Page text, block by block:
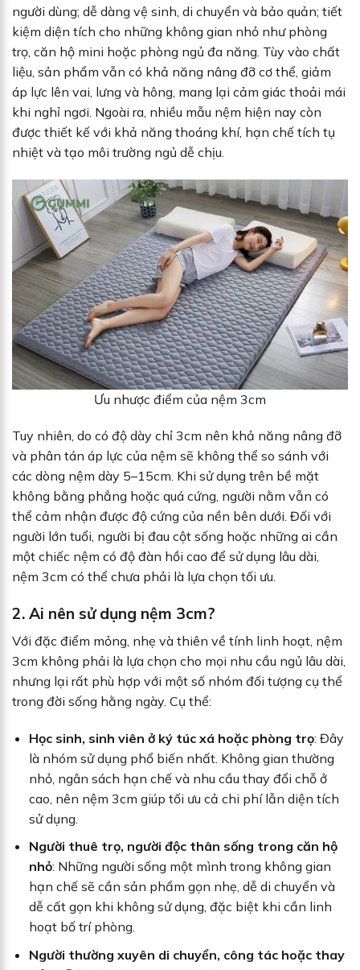
người dùng; dễ dàng vệ sinh, di chuyển và bảo quản; tiết
kiệm diện tích cho những không gian nhỏ như phòng
trọ, căn hộ mini hoặc phòng ngủ đa năng. Tùy vào chất
liệu, sản phẩm vẫn có khả năng nâng đỡ cơ thể, giảm
áp lực lên vai, lưng và hông, mang lại cảm giác thoải mái
khi nghỉ ngơi. Ngoài ra, nhiều mẫu nệm hiện nay còn
được thiết kế với khả năng thoáng khí, hạn chế tích tụ
nhiệt và tạo môi trường ngủ dễ chịu.
Ưu nhược điểm của nệm 3cm
Tuy nhiên, do có độ dày chỉ 3cm nên khả năng nâng đỡ
và phân tán áp lực của nệm sẽ không thể so sánh với
các dòng nệm dày 5–15cm. Khi sử dụng trên bề mặt
không bằng phẳng hoặc quá cứng, người nằm vẫn có
thể cảm nhận được độ cứng của nền bên dưới. Đối với
người lớn tuổi, người bị đau cột sống hoặc những ai cần
một chiếc nệm có độ đàn hồi cao để sử dụng lâu dài,
nệm 3cm có thể chưa phải là lựa chọn tối ưu.
2. Ai nên sử dụng nệm 3cm?
Với đặc điểm mỏng, nhẹ và thiên về tính linh hoạt, nệm
3cm không phải là lựa chọn cho mọi nhu cầu ngủ lâu dài,
nhưng lại rất phù hợp với một số nhóm đối tượng cụ thể
trong đời sống hằng ngày. Cụ thể:
Học sinh, sinh viên ở ký túc xá hoặc phòng trọ: Đây
là nhóm sử dụng phổ biến nhất. Không gian thường
nhỏ, ngân sách hạn chế và nhu cầu thay đổi chỗ ở
cao, nên nệm 3cm giúp tối ưu cả chi phí lẫn diện tích
sử dụng.
Người thuê trọ, người độc thân sống trong căn hộ
nhỏ: Những người sống một mình trong không gian
hạn chế sẽ cần sản phẩm gọn nhẹ, dễ di chuyển và
dễ cất gọn khi không sử dụng, đặc biệt khi cần linh
hoạt bố trí phòng.
Người thường xuyên di chuyển, công tác hoặc thay